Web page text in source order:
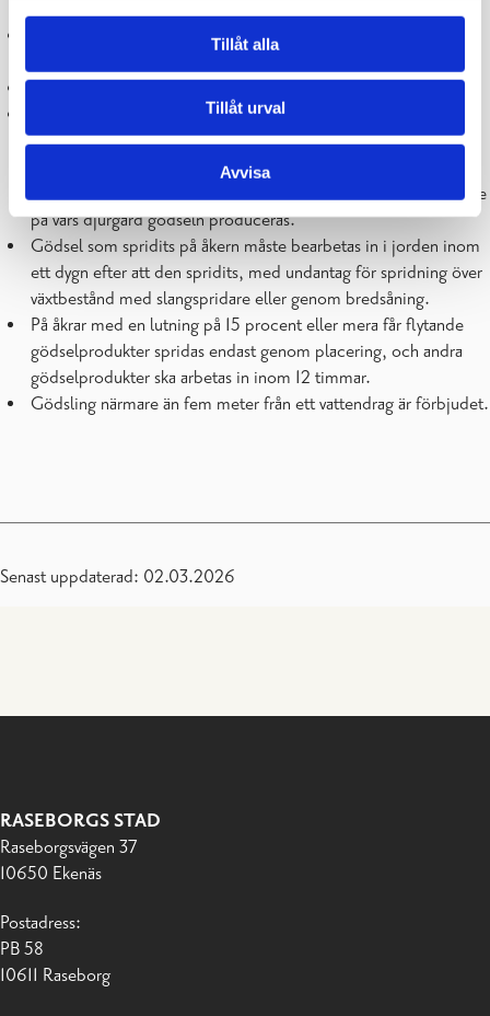
Tillåt alla
Tillåt urval
Avvisa
Gödsel som man planerar sprida ut kan förvaras högst 4 veckor
.
Undantag kan dock medges till utgången av november i
situationer där stallgödsel under växtperioden inte har kunnat
utnyttjas som gödselmedel på grund av exceptionella
väderleksförhållanden. Anmälan görs av den verksamhetsutövare
på vars djurgård gödseln produceras.
Gödsel som spridits på åkern måste bearbetas in i jorden inom
ett dygn efter att den spridits, med undantag för spridning över
växtbestånd med slangspridare eller genom bredsåning.
På åkrar med en lutning på 15 procent eller mera får flytande
gödselprodukter spridas endast genom placering, och andra
gödselprodukter ska arbetas in inom 12 timmar.
Gödsling närmare än fem meter från ett vattendrag är förbjudet.
Senast uppdaterad: 02.03.2026
RASEBORGS STAD
Raseborgsvägen 37
10650 Ekenäs
Postadress:
PB 58
10611 Raseborg